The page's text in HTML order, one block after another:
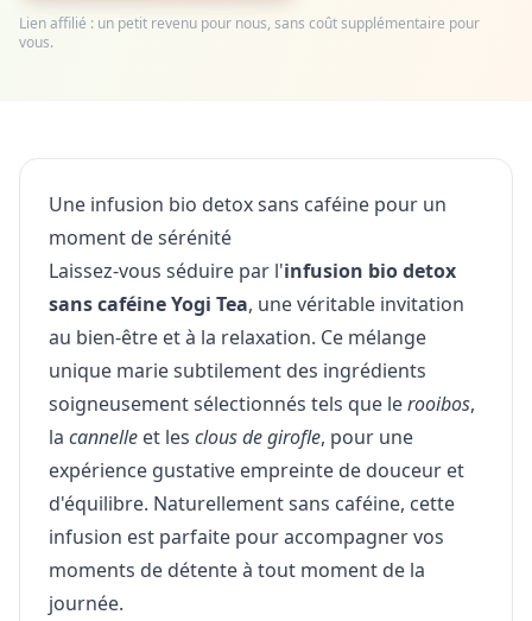
Lien affilié : un petit revenu pour nous, sans coût supplémentaire pour
vous.
Une infusion bio detox sans caféine pour un
moment de sérénité
Laissez-vous séduire par l'infusion bio detox
sans caféine Yogi Tea, une véritable invitation
au bien-être et à la relaxation. Ce mélange
unique marie subtilement des ingrédients
soigneusement sélectionnés tels que lerooibos,
la cannelle et les clous de girofle, pour une
expérience gustative empreinte de douceur et
d'équilibre. Naturellement sans caféine, cette
infusion est parfaite pour accompagner vos
moments de détente à tout moment de la
journée.